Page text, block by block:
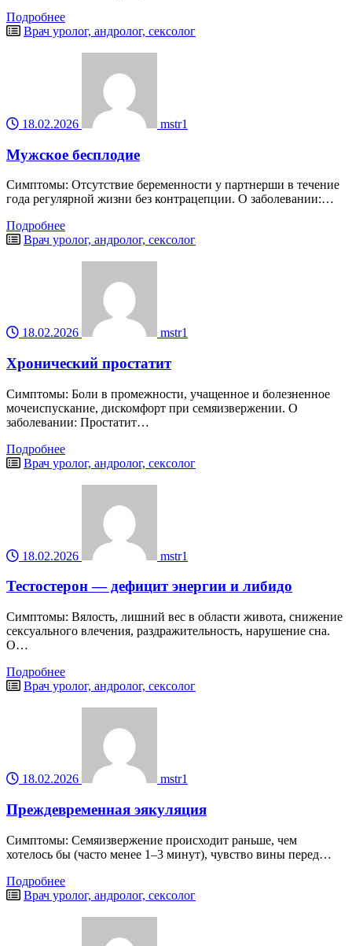
Подробнее
Врач уролог, андролог, сексолог
18.02.2026 mstr1
Мужское бесплодие
Симптомы: Отсутствие беременности у партнерши в течение
года регулярной жизни без контрацепции. О заболевании:…
Подробнее
Врач уролог, андролог, сексолог
18.02.2026 mstr1
Хронический простатит
Симптомы: Боли в промежности, учащенное и болезненное
мочеиспускание, дискомфорт при семяизвержении. О
заболевании: Простатит…
Подробнее
Врач уролог, андролог, сексолог
18.02.2026 mstr1
Тестостерон — дефицит энергии и либидо
Симптомы: Вялость, лишний вес в области живота, снижение
сексуального влечения, раздражительность, нарушение сна.
О…
Подробнее
Врач уролог, андролог, сексолог
18.02.2026 mstr1
Преждевременная эякуляция
Симптомы: Семяизвержение происходит раньше, чем
хотелось бы (часто менее 1–3 минут), чувство вины перед…
Подробнее
Врач уролог, андролог, сексолог